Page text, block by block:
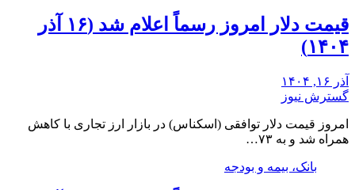
قیمت دلار امروز رسماً اعلام شد (۱۶ آذر
۱۴۰۴)
آذر ۱۶, ۱۴۰۴
گسترش نیوز
امروز قیمت دلار توافقی (اسکناس) در بازار ارز تجاری با کاهش
همراه شد و به ۷۳…
بانک، بیمه و بودجه